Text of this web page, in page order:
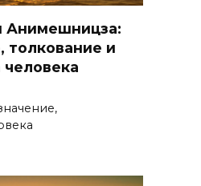
Анимешницза:
толкование и
человека